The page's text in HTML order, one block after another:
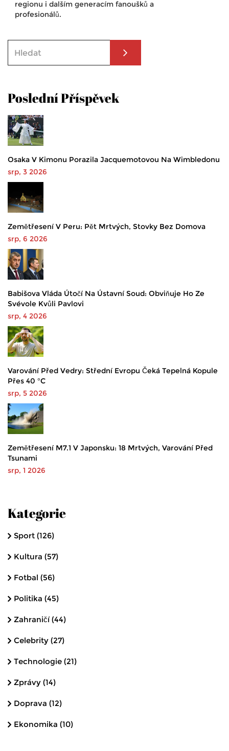
regionu i dalším generacím fanoušků a
profesionálů.
Poslední Příspěvek
Osaka V Kimonu Porazila Jacquemotovou Na Wimbledonu
srp, 3 2026
Zemětřesení V Peru: Pět Mrtvých, Stovky Bez Domova
srp, 6 2026
Babišova Vláda Útočí Na Ústavní Soud: Obviňuje Ho Ze
Svévole Kvůli Pavlovi
srp, 4 2026
Varování Před Vedry: Střední Evropu Čeká Tepelná Kopule
Přes 40 °C
srp, 5 2026
Zemětřesení M7.1 V Japonsku: 18 Mrtvých, Varování Před
Tsunami
srp, 1 2026
Kategorie
Sport (126)
Kultura (57)
Fotbal (56)
Politika (45)
Zahraničí(44)
Celebrity (27)
Technologie (21)
Zprávy (14)
Doprava (12)
Ekonomika (10)